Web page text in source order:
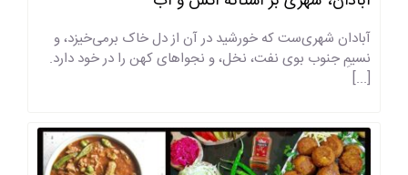
آبادان شهری‌ست که خورشید در آن از دل خاک برمی‌خیزد، و
نسیمِ جنوب بوی نفت، نخل، و نجواهای کهن را در خود دارد.
[...]